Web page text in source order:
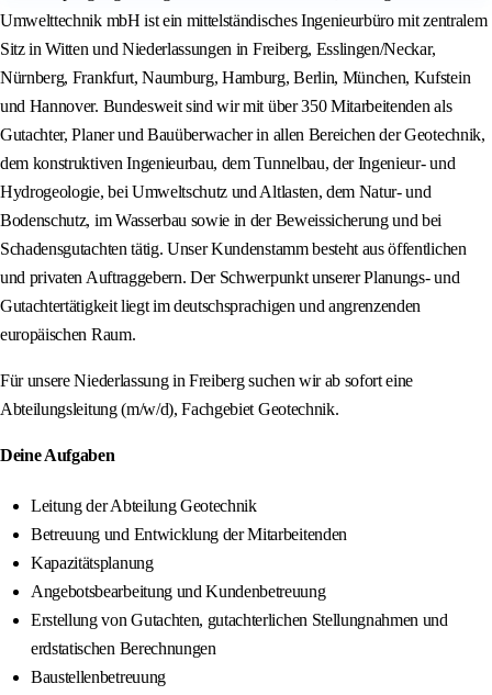
Umwelttechnik mbH ist ein mittelständisches Ingenieurbüro mit zentralem
Sitz in Witten und Niederlassungen in Freiberg, Esslingen/Neckar,
Nürnberg, Frankfurt, Naumburg, Hamburg, Berlin, München, Kufstein
und Hannover. Bundesweit sind wir mit über 350 Mitarbeitenden als
Gutachter, Planer und Bauüberwacher in allen Bereichen der Geotechnik,
dem konstruktiven Ingenieurbau, dem Tunnelbau, der Ingenieur- und
Hydrogeologie, bei Umweltschutz und Altlasten, dem Natur- und
Bodenschutz, im Wasserbau sowie in der Beweissicherung und bei
Schadensgutachten tätig. Unser Kundenstamm besteht aus öffentlichen
und privaten Auftraggebern. Der Schwerpunkt unserer Planungs- und
Gutachtertätigkeit liegt im deutschsprachigen und angrenzenden
europäischen Raum.
Für unsere Niederlassung in Freiberg suchen wir ab sofort eine
Abteilungsleitung (m/w/d), Fachgebiet Geotechnik.
Deine Aufgaben
Leitung der Abteilung Geotechnik
Betreuung und Entwicklung der Mitarbeitenden
Kapazitätsplanung
Angebotsbearbeitung und Kundenbetreuung
Erstellung von Gutachten, gutachterlichen Stellungnahmen und
erdstatischen Berechnungen
Baustellenbetreuung